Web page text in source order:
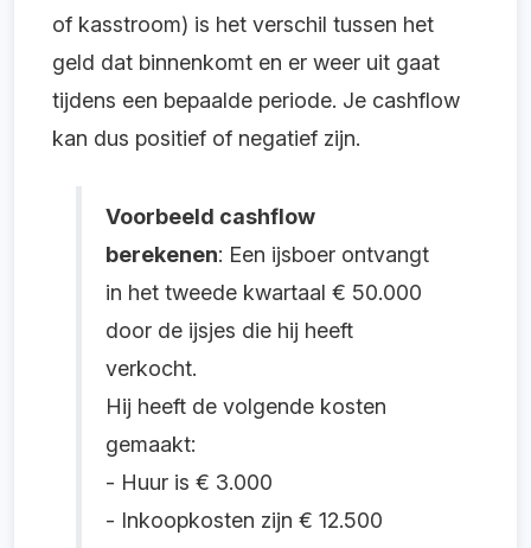
of kasstroom) is het verschil tussen het
geld dat binnenkomt en er weer uit gaat
tijdens een bepaalde periode. Je cashflow
kan dus positief of negatief zijn.
Voorbeeld cashflow
berekenen: Een ijsboer ontvangt
in het tweede kwartaal € 50.000
door de ijsjes die hij heeft
verkocht.
Hij heeft de volgende kosten
gemaakt:
- Huur is € 3.000
- Inkoopkosten zijn € 12.500